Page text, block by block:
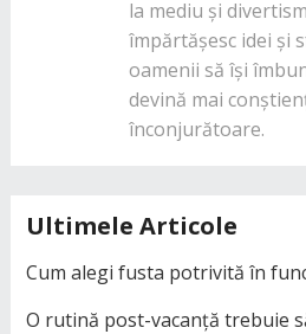
la mediu și
împărtășesc idei și
oamenii să își
devină mai
înconjurătoare.
Ultimele Articole
Cum alegi fusta potrivită în
O rutină post-vacanță trebuie